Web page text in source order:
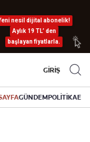
nesil dijital abonelik!
Aylık 19 TL’ den
başlayan fiyatlarla.
GİRİŞ
GÜNDEMPOLİTİKA